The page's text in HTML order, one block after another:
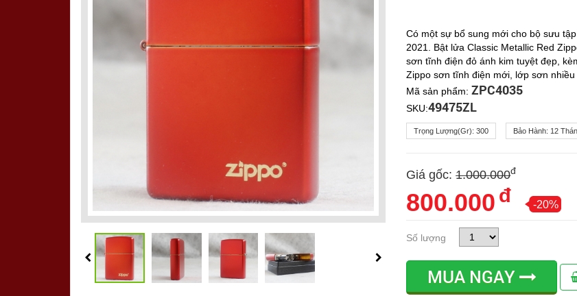
Có một sự bổ sung mới cho bộ sưu
2021. Bật lửa Classic Metallic Red
sơn tĩnh điện đỏ ánh kim tuyệt đẹp,
Zippo sơn tĩnh điện mới, lớp sơn nhiều
Mã sản phẩm:ZPC4035
SKU:49475ZL
Trọng Lượng(gr):300 Bảo Hành: 12
Giá gốc: 1.000.000đ
800.000 đ -20%
Số lượng
MUA NGAY